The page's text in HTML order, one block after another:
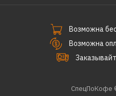
Возможна
Возможна
СпецПоКофе